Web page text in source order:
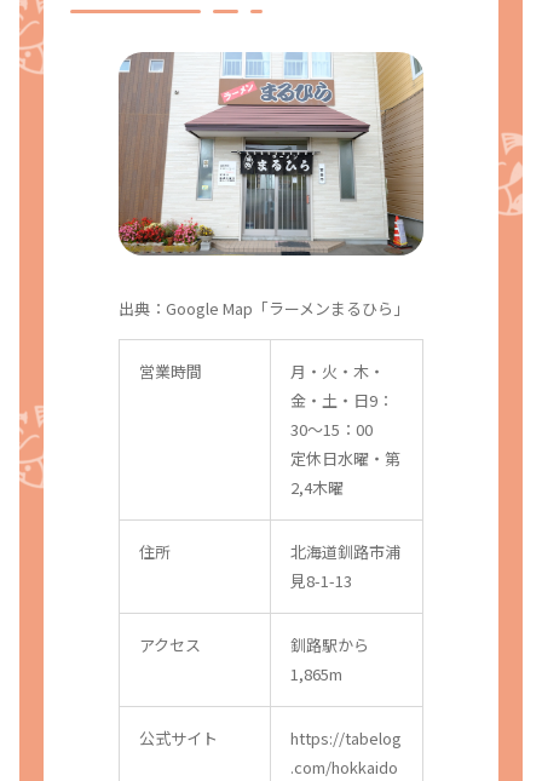
出典：Google Map「ラーメンまるひら」
営業時間
月・火・木・
金・土・日9：
30〜15：00
定休日水曜・第
2,4木曜
住所
北海道釧路市浦
見8-1-13
アクセス
釧路駅から
1,865m
公式サイト
https://tabelog
.com/hokkaido